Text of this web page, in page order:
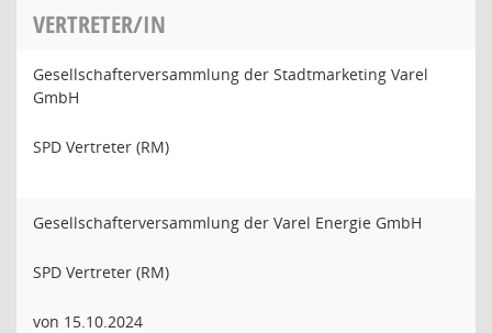
VERTRETER/IN
Gesellschafterversammlung der Stadtmarketing Varel
GmbH
SPD Vertreter (RM)
Gesellschafterversammlung der Varel Energie GmbH
SPD Vertreter (RM)
von 15.10.2024